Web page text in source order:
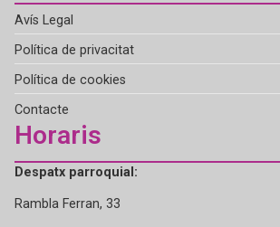
Avís Legal
Política de privacitat
Política de cookies
Contacte
Horaris
Despatx parroquial:
Rambla Ferran, 33